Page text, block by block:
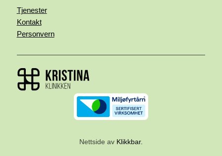
Tjenester
Kontakt
Personvern
Nettside av Klikkbar.